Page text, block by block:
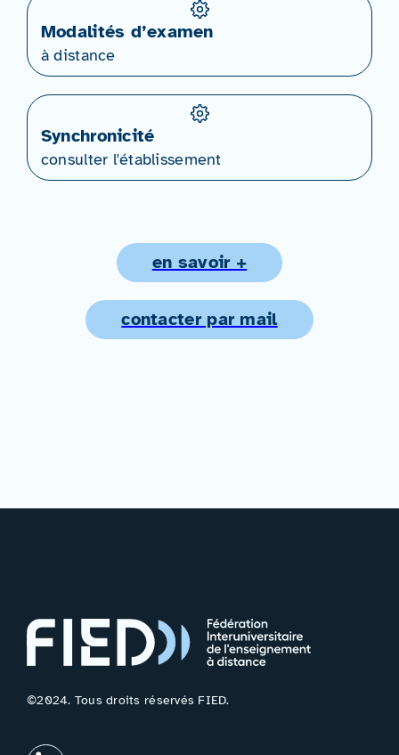
Modalités d’examen
à distance
Synchronicité
consulter l'établissement
en savoir +
contacter par mail
©2024. Tous droits réservés FIED.